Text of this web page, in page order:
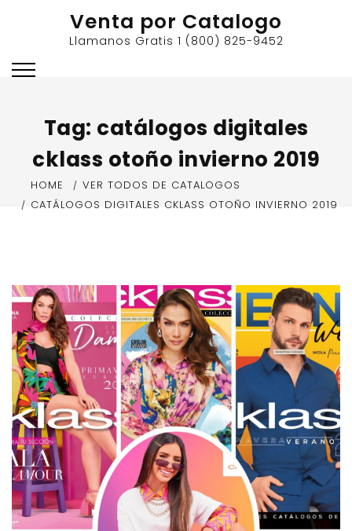
Venta por Catalogo
Llamanos Gratis 1 (800) 825-9452
Tag: catálogos digitales
cklass otoño invierno 2019
HOME
VER TODOS DE CATALOGOS
CATÁLOGOS DIGITALES CKLASS OTOÑO INVIERNO 2019